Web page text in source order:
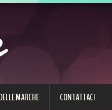
MARCHE CONTATTACI